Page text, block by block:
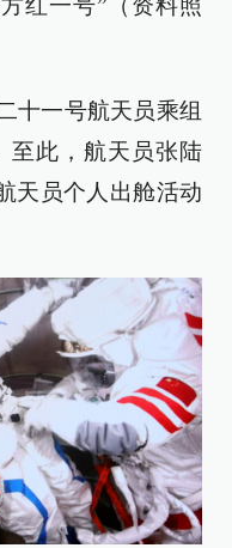
红一号”（资料照
十一号航天员乘组
至此，航天员张陆
天员个人出舱活动